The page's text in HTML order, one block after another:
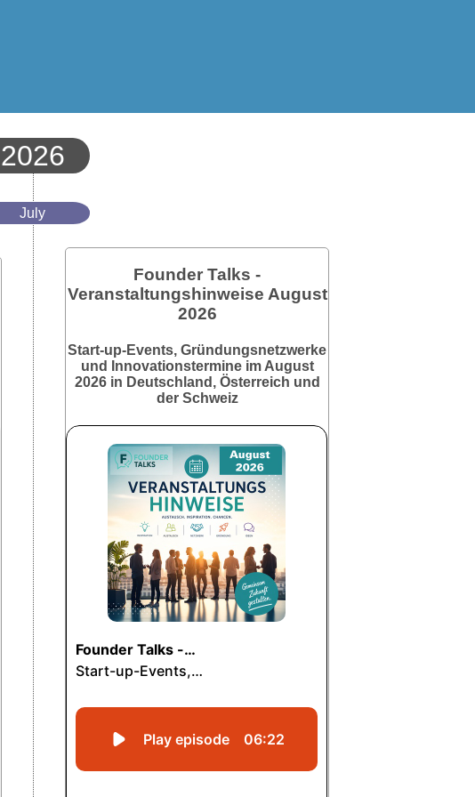
2026
July
Founder Talks -
Veranstaltungshinweise August
2026
Start-up-Events, Gründungsnetzwerke
und Innovationstermine im August
2026 in Deutschland, Österreich und
der Schweiz